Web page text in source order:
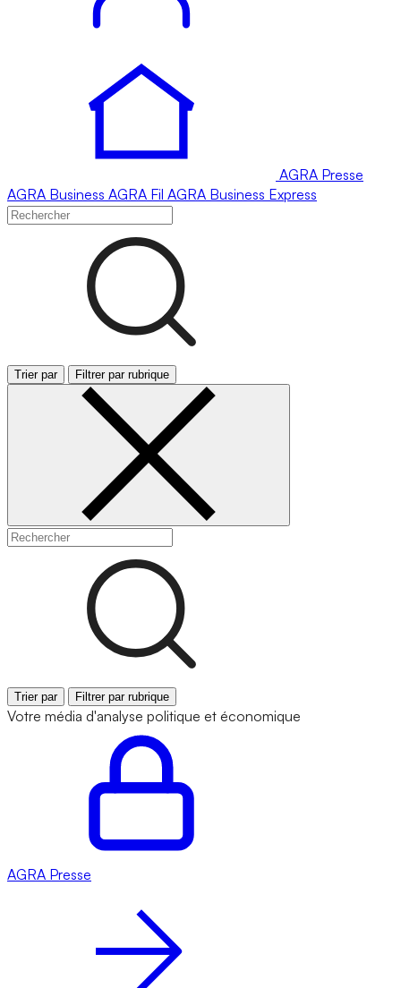
AGRA Presse
AGRA Business AGRA Fil AGRA Business Express
Trier par Filtrer par rubrique
Trier par Filtrer par rubrique
Votre média d'analyse politique et économique
AGRA Presse